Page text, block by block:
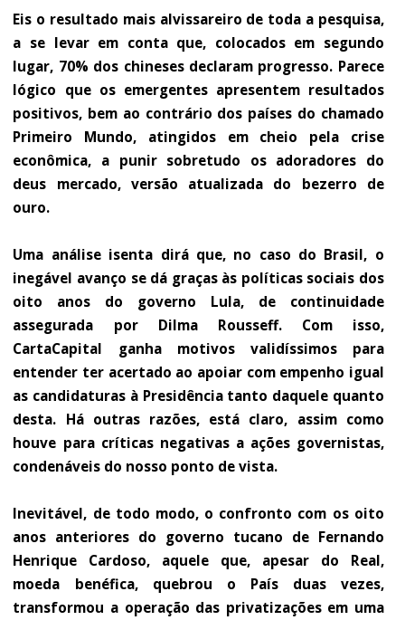
Eis o resultado mais alvissareiro de toda a pesquisa,
a se levar em conta que, colocados em segundo
lugar, 70% dos chineses declaram progresso. Parece
lógico que os emergentes apresentem resultados
positivos, bem ao contrário dos países do chamado
Primeiro Mundo, atingidos em cheio pela crise
econômica, a punir sobretudo os adoradores do
deus mercado, versão atualizada do bezerro de
ouro.
Uma análise isenta dirá que, no caso do Brasil, o
inegável avanço se dá graças às políticas sociais dos
oito anos do governo Lula, de continuidade
assegurada por Dilma Rousseff. Com isso,
CartaCapital ganha motivos validíssimos para
entender ter acertado ao apoiar com empenho igual
as candidaturas à Presidência tanto daquele quanto
desta. Há outras razões, está claro, assim como
houve para críticas negativas a ações governistas,
condenáveis do nosso ponto de vista.
Inevitável, de todo modo, o confronto com os oito
anos anteriores do governo tucano de Fernando
Henrique Cardoso, aquele que, apesar do Real,
moeda benéfica, quebrou o País duas vezes,
transformou a operação das privatizações em uma